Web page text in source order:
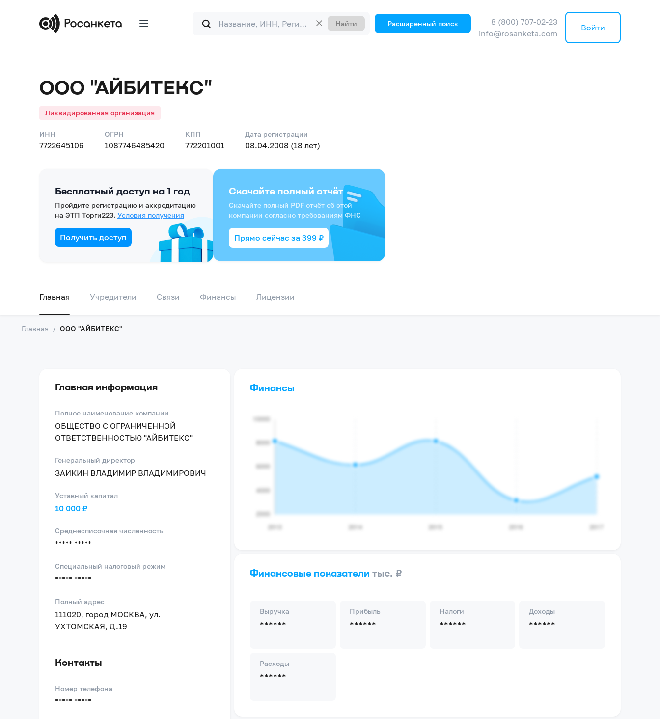
Форма
поиска
Найти Расширенный поиск
8 (800) 707-02-23
info@rosanketa.com
Войти
ООО "АЙБИТЕКС"
Ликвидированная организация
ИНН
7722645106
ОГРН
1087746485420
КПП
772201001
Дата регистрации
08.04.2008 (18 лет)
Бесплатный доступ на 1 год
Пройдите регистрацию и аккредитацию
на ЭТП Торги223. Условия получения
Получить доступ
Скачайте полный отчёт
Скачайте полный PDF отчёт об этой
компании согласно требованиям ФНС
Прямо сейчас за 399 ₽
Главная Учредители Связи Финансы Лицензии
Главная / ООО "АЙБИТЕКС"
Главная информация
Полное наименование компании
ОБЩЕСТВО С ОГРАНИЧЕННОЙ
ОТВЕТСТВЕННОСТЬЮ "АЙБИТЕКС"
Генеральный директор
ЗАИКИН ВЛАДИМИР ВЛАДИМИРОВИЧ
Уставный капитал
10 000 ₽
Среднесписочная численность
***** *****
Специальный налоговый режим
***** *****
Полный адрес
111020, город МОСКВА, ул.
УХТОМСКАЯ, Д.19
Контакты
Номер телефона
***** *****
Финансы
Финансовые показателитыс. ₽
Выручка
******
Прибыль
******
Налоги
******
Доходы
******
Расходы
******